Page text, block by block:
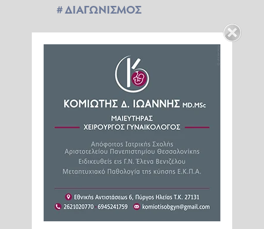
ΔΙΑΓΩΝΙΣΜΟΣ